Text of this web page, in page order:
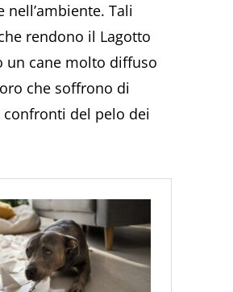
nell’ambiente. Tali
rendono il Lagotto
un cane molto diffuso
che soffrono di
del pelo dei